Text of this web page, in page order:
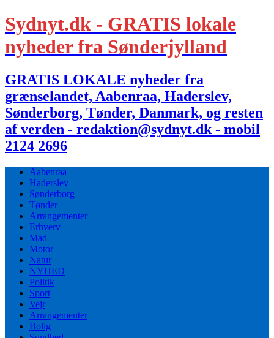
Sydnyt.dk - GRATIS lokale
nyheder fra Sønderjylland
GRATIS LOKALE nyheder fra
grænselandet, Aabenraa, Haderslev,
Sønderborg, Tønder, Danmark, og resten
af verden - redaktion@sydnyt.dk - mobil
2124 2696
Aabenraa
Haderslev
Sønderborg
Tønder
Arrangementer
Erhverv
Mad
Motor
Natur
NYHED
Politik
Sport
Vejr
Arrangementer
Bolig